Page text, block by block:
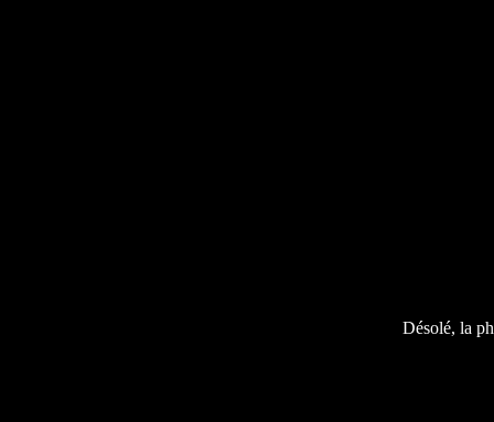
Désolé, la